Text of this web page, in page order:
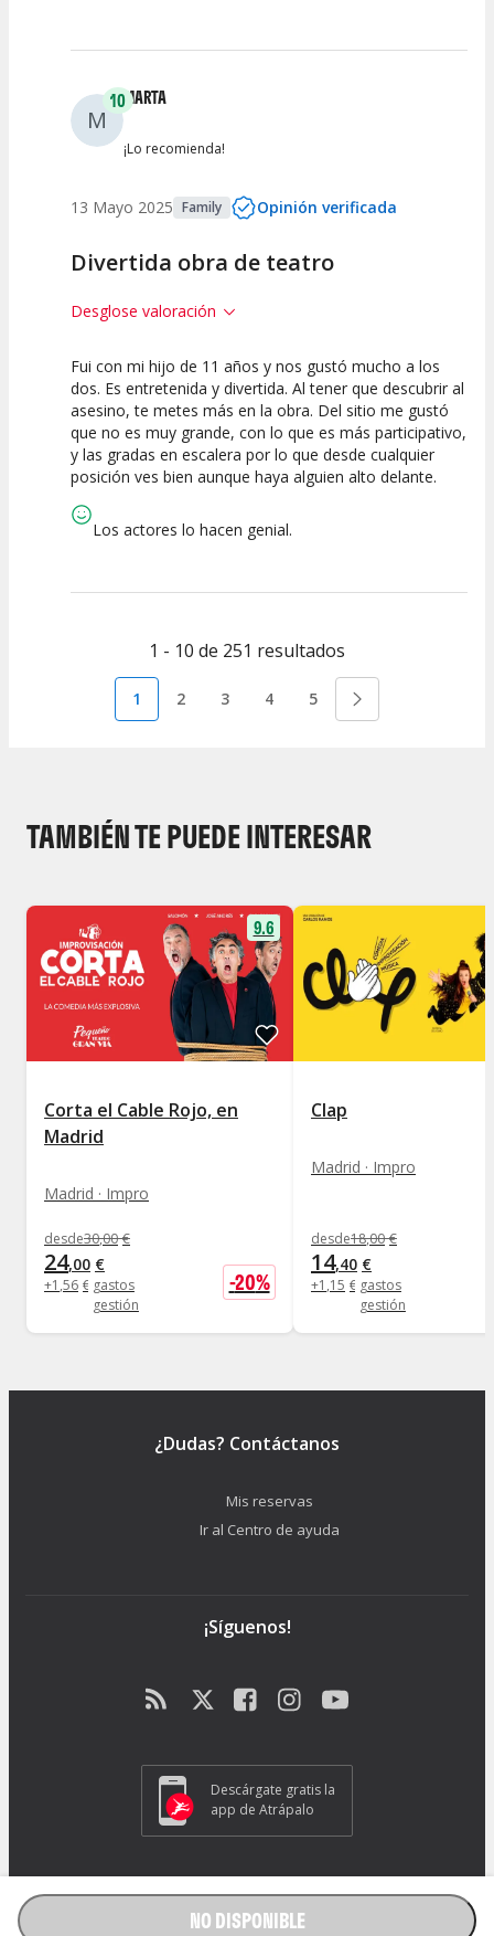
NO DISPONIBLE
M
10MARTA
¡Lo recomienda!
13 Mayo 2025 Family Opinión verificada
Divertida obra de teatro
Desglose valoración
10
Calidad del
Espectáculo
10
Puesta en
Escena
10
Interpretación
artística
Fui con mi hijo de 11 años y nos gustó mucho a los
dos. Es entretenida y divertida. Al tener que descubrir al
asesino, te metes más en la obra. Del sitio me gustó
que no es muy grande, con lo que es más participativo,
y las gradas en escalera por lo que desde cualquier
posición ves bien aunque haya alguien alto delante.
Los actores lo hacen genial.
1 - 10 de 251 resultados
1 2 3 4 5
TAMBIÉN TE PUEDE INTERESAR
9.6
Corta el Cable Rojo, en
Madrid
Madrid · Impro
desde30,00 €
24,00 €
+1 ,56 € gastos
gestión
-20%
Clap
Madrid · Impro
desde18,00 €
14,40 €
+1 ,15 € gastos
gestión
¿Dudas? Contáctanos
Mis reservas
Ir al Centro de ayuda
¡Síguenos!
Descárgate gratis la
app de Atrápalo